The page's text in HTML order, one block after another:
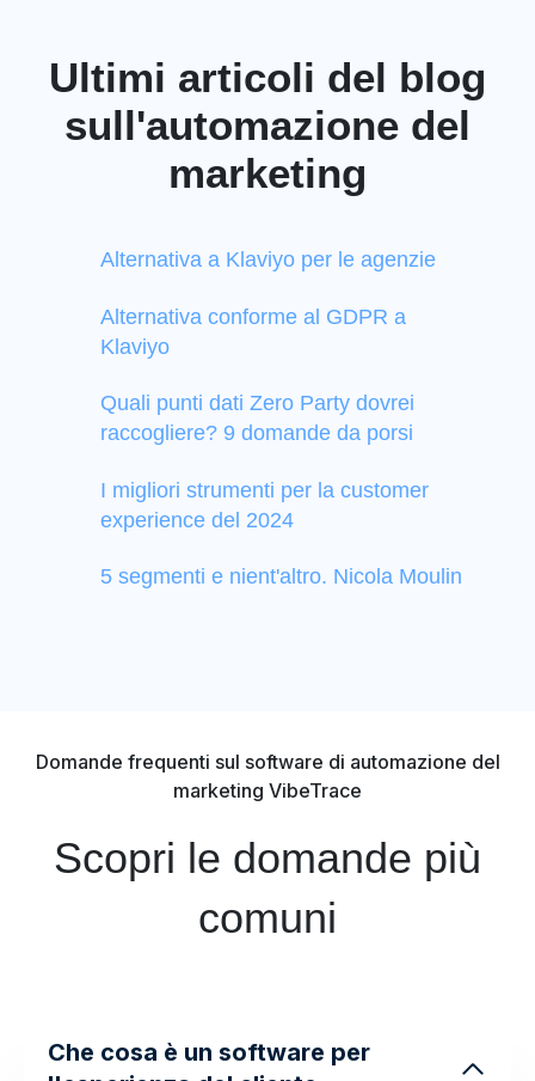
Ultimi articoli del blog
sull'automazione del
marketing
Alternativa a Klaviyo per le agenzie
Alternativa conforme al GDPR a
Klaviyo
Quali punti dati Zero Party dovrei
raccogliere? 9 domande da porsi
I migliori strumenti per la customer
experience del 2024
5 segmenti e nient'altro. Nicola Moulin
Domande frequenti sul software di automazione del
marketing VibeTrace
Scopri le domande più
comuni
Che cosa è un software per